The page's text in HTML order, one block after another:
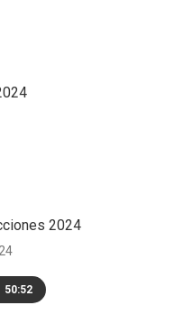
2024
50:52